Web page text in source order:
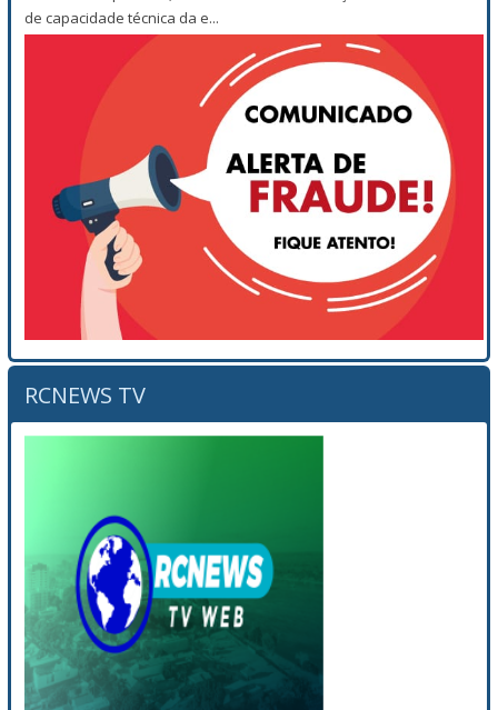
de capacidade técnica da e...
RCNEWS TV